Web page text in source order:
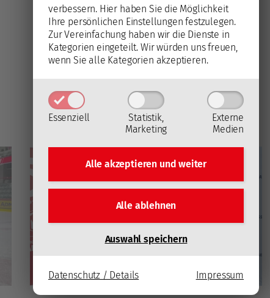
verbessern. Hier haben Sie die Möglichkeit
Ihre persönlichen Einstellungen festzulegen.
Zur Vereinfachung haben wir die Dienste in
Kategorien eingeteilt. Wir würden uns freuen,
wenn Sie alle Kategorien akzeptieren.
Essenziell
Statistik,
Marketing
Externe
Medien
Alle akzeptieren undweiter
Alle ablehnen
Auswahl speichern
Datenschutz / Details Impressum
Knapp 20 Magazin-Minuten von
#Rotjacken-TV rund um den deutlichen
Klagenfurter Sieg im dritten Saisonduell
aus der Heidi Horten-Arena.
Mehr lesen